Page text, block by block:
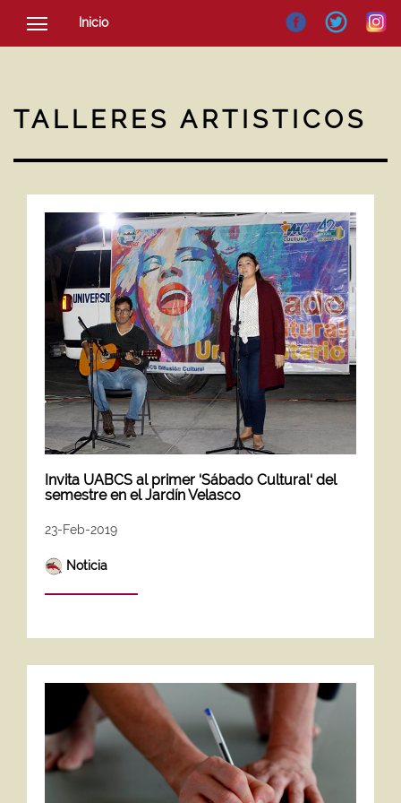
Inicio
SOCIEDAD
NOTICIAS
TALLERES ARTISTICOS
Invita UABCS al primer ‘Sábado Cultural‘ del
semestre en el Jardín Velasco
23-Feb-2019
Noticia